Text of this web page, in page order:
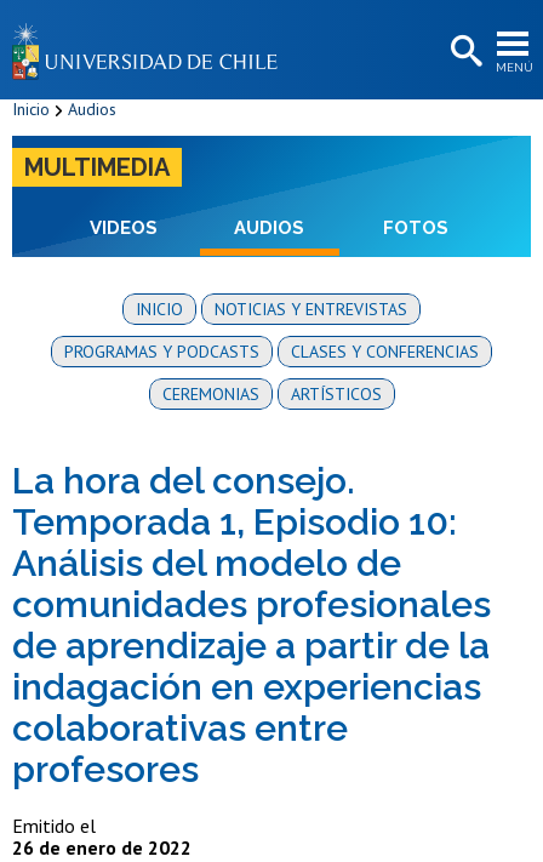
MENÚ
BIBLIOTECAS
Estudiantes
Funcionarias/os
Egresadas/os
Inicio Audios
MULTIMEDIA
VIDEOS AUDIOS FOTOS
INICIO
NOTICIAS Y ENTREVISTAS
PROGRAMAS Y PODCASTS
CLASES Y CONFERENCIAS
CEREMONIAS
ARTÍSTICOS
La hora del consejo.
Temporada 1, Episodio 10:
Análisis del modelo de
comunidades profesionales
de aprendizaje a partir de la
indagación en experiencias
colaborativas entre
profesores
Emitido el
26 de enero de 2022